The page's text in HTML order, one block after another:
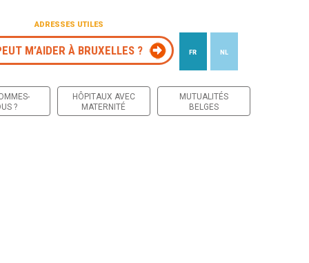
ADRESSES UTILES
M’AIDER À BRUXELLES ? FR NL
?
HÔPITAUX AVEC
MATERNITÉ
MUTUALITÉS
BELGES